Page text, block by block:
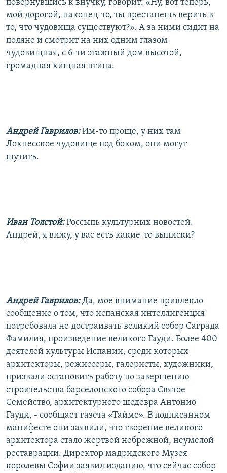
повернувшись к внучку, говорит: «Ну, вот теперь,
мой дорогой, наконец-то, ты престанешь верить в
то, что чудовища существуют?». А за ними сидит на
поляне и смотрит на них одним глазом
чудовищная, с 6-ти этажный дом высотой,
громадная хищная птица.
Андрей Гаврилов:Им-то проще, у них там
Лохнесское чудовище под боком, они могут
шутить.
Иван Толстой:Россыпь культурных новостей.
Андрей, я вижу, у вас есть какие-то выписки?
Андрей Гаврилов:Да, мое внимание привлекло
сообщение о том, что испанская интеллигенция
потребовала не достраивать великий собор Саграда
Фамилия, произведение великого Гауди. Более 400
деятелей культуры Испании, среди которых
архитекторы, режиссеры, галеристы, художники,
призвали остановить работу по завершению
строительства барселонского собора Святое
Семейство, архитектурного шедевра Антонио
Гауди, - сообщает газета «Таймс». В подписанном
манифесте они заявили, что творение великого
архитектора стало жертвой небрежной, неумелой
реставрации. Директор мадридского Музея
королевы Софии заявил изданию, что сейчас собор